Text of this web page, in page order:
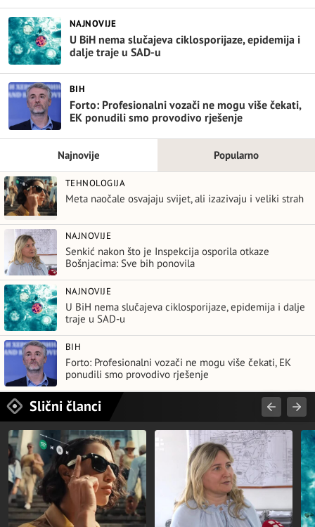
NAJNOVIJE
U BiH nema slučajeva ciklosporijaze, epidemija i
dalje traje u SAD-u
BIH
Forto: Profesionalni vozači ne mogu više čekati,
EK ponudili smo provodivo rješenje
Najnovije Popularno
TEHNOLOGIJA
Meta naočale osvajaju svijet, ali izazivaju i veliki strah
NAJNOVIJE
Senkić nakon što je Inspekcija osporila otkaze
Bošnjacima: Sve bih ponovila
NAJNOVIJE
U BiH nema slučajeva ciklosporijaze, epidemija i dalje
traje u SAD-u
BIH
Forto: Profesionalni vozači ne mogu više čekati, EK
ponudili smo provodivo rješenje
Slični članci